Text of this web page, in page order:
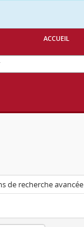
accueil
de recherche avancée